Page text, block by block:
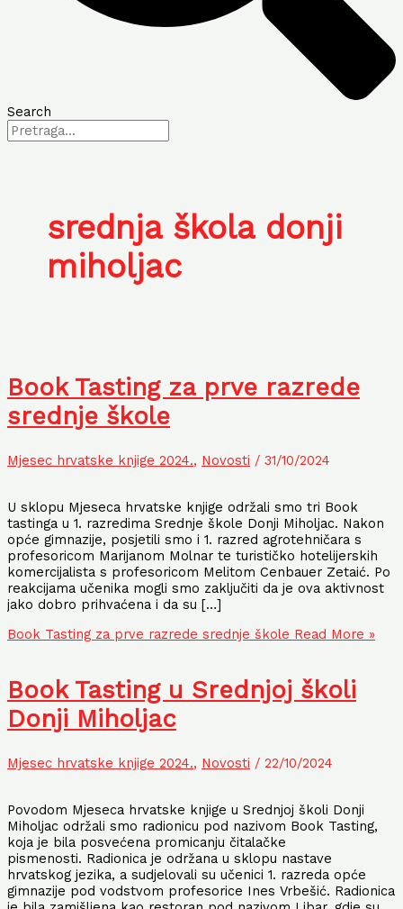
Search
srednja škola donji
miholjac
Book Tasting za prve razrede
srednje škole
Mjesec hrvatske knjige 2024., Novosti / 31/10/2024
U sklopu Mjeseca hrvatske knjige održali smo tri Book
tastinga u 1. razredima Srednje škole Donji Miholjac. Nakon
opće gimnazije, posjetili smo i 1. razred agrotehničara s
profesoricom Marijanom Molnar te turističko hotelijerskih
komercijalista s profesoricom Melitom Cenbauer Zetaić. Po
reakcijama učenika mogli smo zaključiti da je ova aktivnost
jako dobro prihvaćena i da su […]
Book Tasting za prve razrede srednje škole Read More »
Book Tasting u Srednjoj školi
Donji Miholjac
Mjesec hrvatske knjige 2024., Novosti / 22/10/2024
Povodom Mjeseca hrvatske knjige u Srednjoj školi Donji
Miholjac održali smo radionicu pod nazivom Book Tasting,
koja je bila posvećena promicanju čitalačke
pismenosti. Radionica je održana u sklopu nastave
hrvatskog jezika, a sudjelovali su učenici 1. razreda opće
gimnazije pod vodstvom profesorice Ines Vrbešić. Radionica